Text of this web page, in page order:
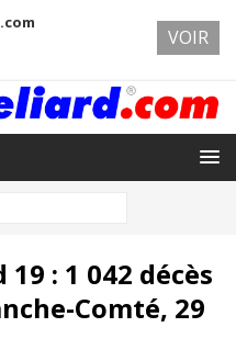
: 1 042 décès
Comté, 29
VOIR